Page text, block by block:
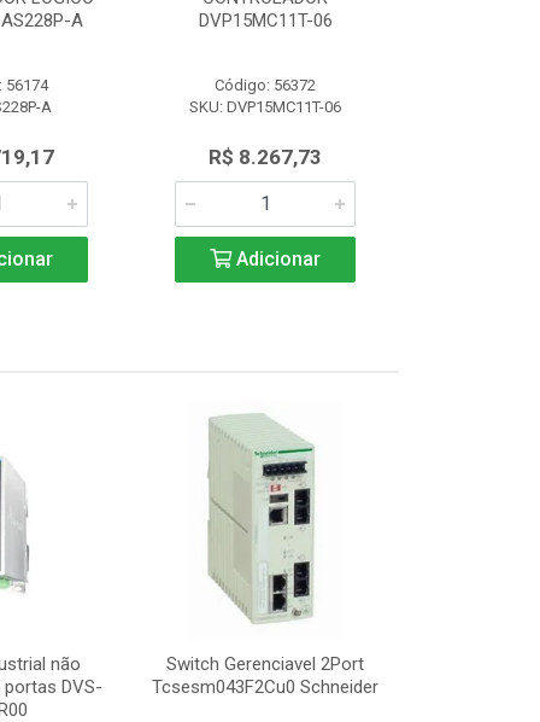
A
56174
A
DVP15MC11T-06
Código: 56372
SKU: DVP15MC11T-06
R$ 8.267,73
Adicionar
não
portas DVS-
Switch Gerenciavel 2Port
Tcsesm043F2Cu0 Schneider